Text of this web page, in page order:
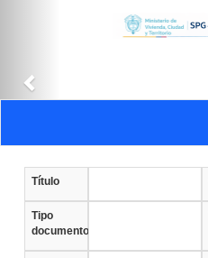
Título
Tipo
documento